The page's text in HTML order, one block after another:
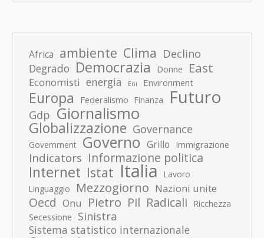
Africa ambiente Clima Declino
Degrado Democrazia Donne East
Economisti energia Eni Environment
Europa Federalismo Finanza Futuro
Gdp Giornalismo
Globalizzazione Governance
Government Governo Grillo Immigrazione
Indicators Informazione politica
Internet Istat Italia
Lavoro
Linguaggio
Mezzogiorno Nazioni unite
Oecd Onu Pietro Pil Radicali Ricchezza
Secessione Sinistra
Sistema statistico internazionale